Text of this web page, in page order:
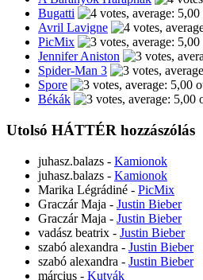
Bugatti
Avril Lavigne
PicMix
Jennifer Aniston
Spider-Man 3
Spore
Békák
Utolsó HÁTTÉR hozzászólás
juhasz.balazs - Kamionok
juhasz.balazs - Kamionok
Marika Légrádiné - PicMix
Graczár Maja - Justin Bieber
Graczár Maja - Justin Bieber
vadász beatrix - Justin Bieber
szabó alexandra - Justin Bieber
szabó alexandra - Justin Bieber
március - Kutyák